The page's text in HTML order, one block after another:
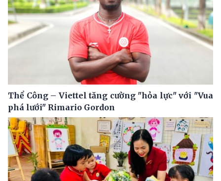
Thể Công – Viettel tăng cường "hỏa lực" với "Vua
phá lưới" Rimario Gordon